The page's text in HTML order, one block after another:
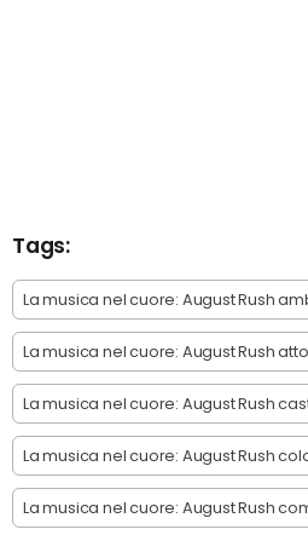
Tags:
La musica nel cuore: August Rush
La musica nel cuore: August Rush
La musica nel cuore: August Rush
La musica nel cuore: August Rush
La musica nel cuore: August Rush